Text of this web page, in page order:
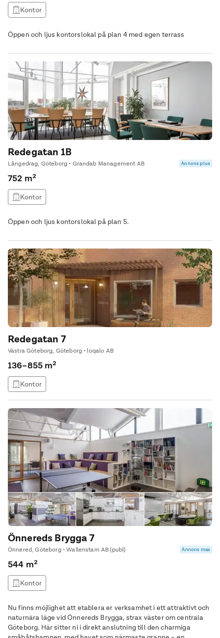
Kontor
Öppen och ljus kontorslokal på plan 4 med egen terrass
Redegatan 1B
Långedrag, Göteborg • Grandab Management AB Annons plus
752 m²
Kontor
Öppen och ljus kontorslokal på plan 5.
Redegatan 7
Västra Göteborg, Göteborg • loqalo AB
136–855 m²
Kontor
Önnereds Brygga 7
Önnered, Göteborg • Wallenstam AB (publ) Annons max
544 m²
Kontor
Nu finns möjlighet att etablera er verksamhet i ett attraktivt och
naturnära läge vid Önnereds Brygga, strax väster om centrala
Göteborg. Här sitter ni i direkt anslutning till den charmiga